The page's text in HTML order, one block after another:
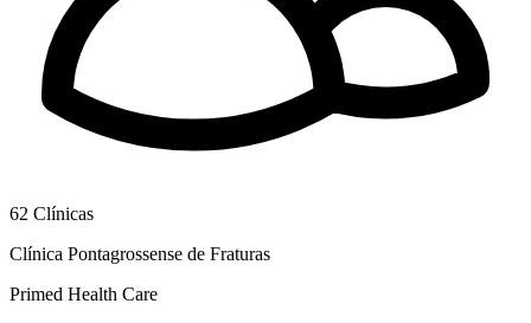
62 Clínicas
Clínica Pontagrossense de Fraturas
Primed Health Care